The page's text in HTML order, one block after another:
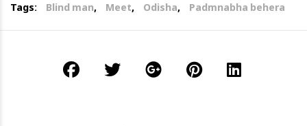
Tags: Blind man, Meet, Odisha, Padmnabha behera